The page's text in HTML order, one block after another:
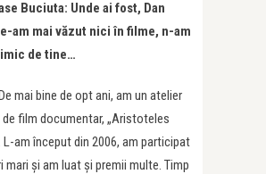
Buciuta: Unde ai fost, Dan
am mai văzut nici în filme, n-am
de tine…
mai bine de opt ani, am un atelier
film documentar, „Aristoteles
am început din 2006, am participat
mari şi am luat şi premii multe. Timp